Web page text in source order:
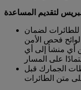
لضمان
فحص الأمن
أي منشأ إلى أي
الجمارك قبل